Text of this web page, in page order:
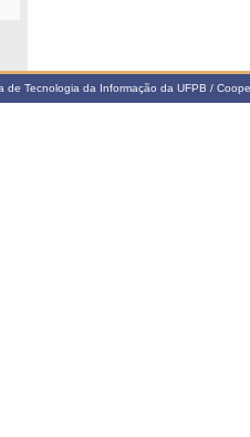
de Tecnologia da Informação da UFPB /